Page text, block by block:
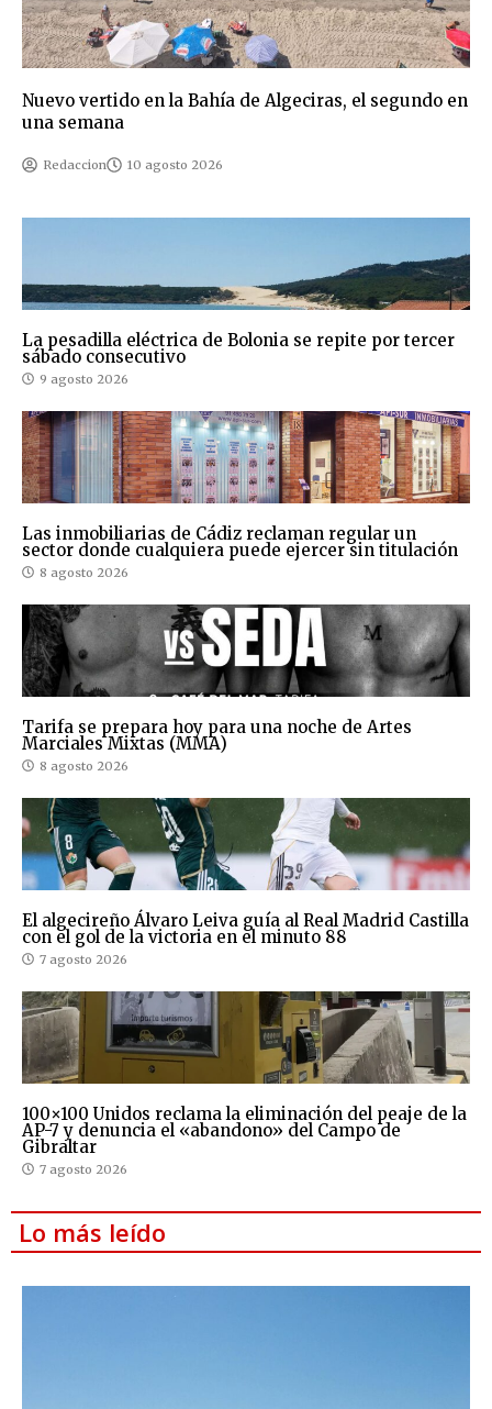
Nuevo vertido en la Bahía de Algeciras, el segundo en
una semana
Redaccion 10 agosto 2026
La pesadilla eléctrica de Bolonia se repite por tercer
sábado consecutivo
9 agosto 2026
Las inmobiliarias de Cádiz reclaman regular un
sector donde cualquiera puede ejercer sin titulación
8 agosto 2026
Tarifa se prepara hoy para una noche de Artes
Marciales Mixtas (MMA)
8 agosto 2026
El algecireño Álvaro Leiva guía al Real Madrid Castilla
con el gol de la victoria en el minuto 88
7 agosto 2026
100×100 Unidos reclama la eliminación del peaje de la
AP-7 y denuncia el «abandono» del Campo de
Gibraltar
7 agosto 2026
Lo más leído